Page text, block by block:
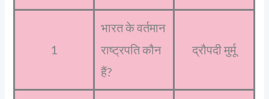
1
भारत के वर्तमान
राष्ट्रपति कौन
हैं?
द्रौपदी मुर्मू